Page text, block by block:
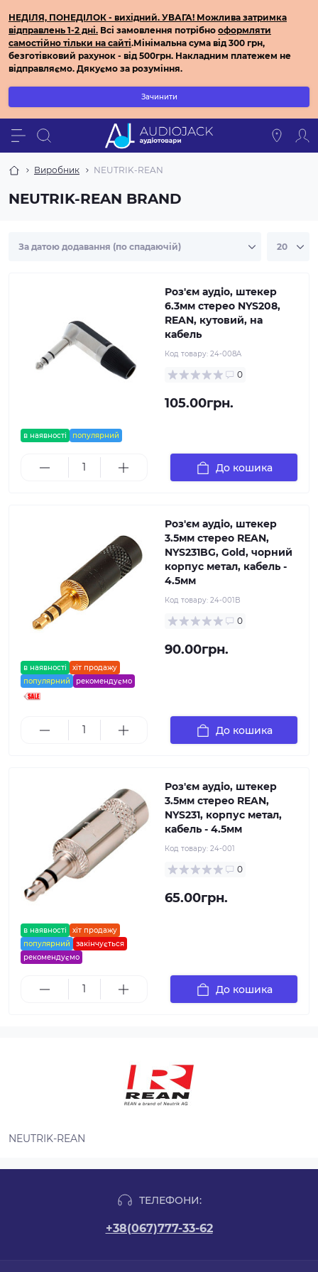
НЕДІЛЯ, ПОНЕДІЛОК - вихідний. УВАГА! Можлива затримка
відправлень 1-2 дні. Всі замовлення потрібно оформляти
самостійно тільки на сайті.Мінімальна сума від 300 грн,
безготівковий рахунок - від 500грн. Накладним платежем не
відправляємо. Дякуємо за розуміння.
Зачинити
Виробник NEUTRIK-REAN
NEUTRIK-REAN BRAND
в наявності популярний
Роз'єм аудіо, штекер
6.3мм стерео NYS208,
REAN, кутовий, на
кабель
Код товару: 24-008A
0
105.00грн.
До кошика
в наявності
хіт продажу
популярний
рекомендуємо
Роз'єм аудіо, штекер
3.5мм стерео REAN,
NYS231BG, Gold, чорний
корпус метал, кабель -
4.5мм
Код товару: 24-001B
0
90.00грн.
До кошика
в наявності
хіт продажу
популярний
закінчується
рекомендуємо
Роз'єм аудіо, штекер
3.5мм стерео REAN,
NYS231, корпус метал,
кабель - 4.5мм
Код товару: 24-001
0
65.00грн.
До кошика
NEUTRIK-REAN
ТЕЛЕФОНИ:
+38(067)777-33-62